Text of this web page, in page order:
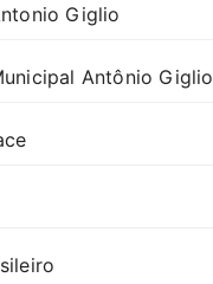
Giglio
Antônio Giglio